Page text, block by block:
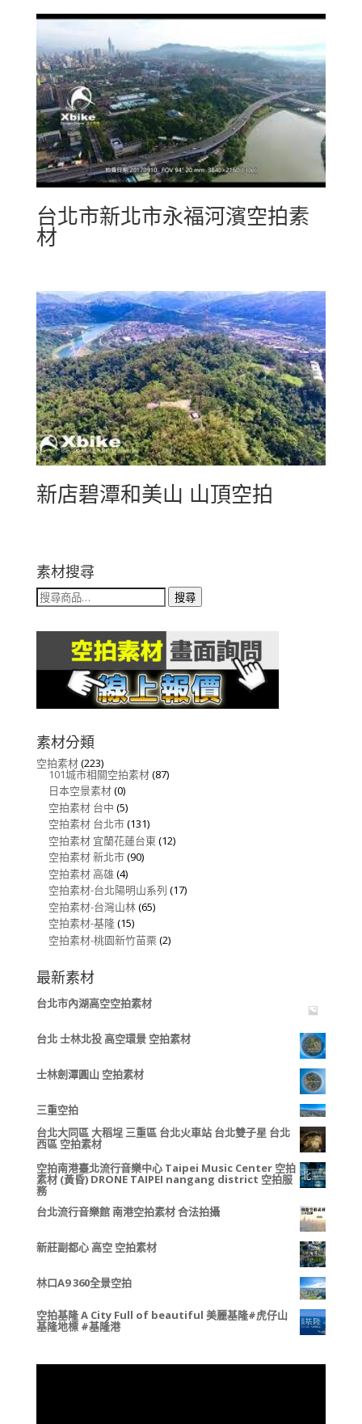
台北市新北市永福河濱空拍素
材
新店碧潭和美山 山頂空拍
素材搜尋
搜
尋 搜尋
素材分類
空拍素材(223)
101城市相關空拍素材(87)
日本空景素材(0)
空拍素材 台中 (5)
空拍素材 台北市(131)
空拍素材 宜蘭花蓮台東(12)
空拍素材 新北市(90)
空拍素材 高雄 (4)
空拍素材-台北陽明山系列 (17)
空拍素材-台灣山林(65)
空拍素材-基隆(15)
空拍素材-桃園新竹苗栗(2)
最新素材
台北市內湖高空空拍素材
台北 士林北投 高空環景 空拍素材
士林劍潭圓山 空拍素材
三重空拍
台北大同區 大稻埕 三重區 台北火車站 台北雙子星 台北
西區 空拍素材
空拍南港臺北流行音樂中心 Taipei Music Center 空拍
素材 (黃昏) DRONE TAIPEI nangang district 空拍服
務
台北流行音樂館 南港空拍素材 合法拍攝
新莊副都心 高空 空拍素材
林口A9 360全景空拍
空拍基隆 A City Full of beautiful 美麗基隆#虎仔山
基隆地標 #基隆港